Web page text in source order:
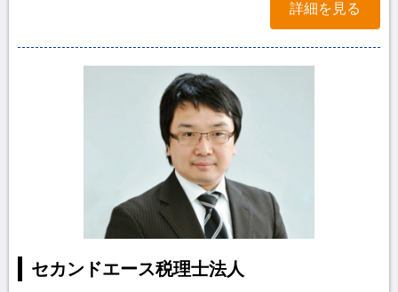
詳細を見る
セカンドエース税理士法人